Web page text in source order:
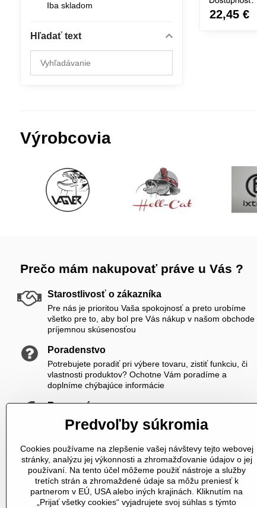
22,45 €
Iba skladom
Hľadať text
výsledky
Výrobcovia
Prečo mám nakupovať práve u Vás ?
Starostlivosť o zákazníka
Pre nás je prioritou Vaša spokojnosť a preto urobíme
všetko pre to, aby bol pre Vás nákup v našom obchode
príjemnou skúsenosťou
Poradenstvo
Potrebujete poradiť pri výbere tovaru, zistiť funkciu, či
vlastnosti produktov? Ochotne Vám poradíme a
doplníme chýbajúce informácie
Rozumné ceny
Zákazníkom ponúkame priateľské ceny, ktoré si viete
ešte skrášliť navyše registráciou
K nám sa vždy dovoláte
V čase od 8,00 do 20,00 počas pracovných dní a od
10,00 do 20,00 počas vikendov a sviatkov sme Vám plne
k dispozícii. Pokiaľ sme zaneprázdnení a nevieme prijať
hovor, určite Vám zavoláme späť
Predvoľby súkromia
Cookies používame na zlepšenie vašej návštevy tejto webovej
stránky, analýzu jej výkonnosti a zhromažďovanie údajov o jej
používaní. Na tento účel môžeme použiť nástroje a služby
tretích strán a zhromaždené údaje sa môžu preniesť k
partnerom v EÚ, USA alebo iných krajinách. Kliknutím na
„Prijať všetky cookies“ vyjadrujete svoj súhlas s týmto